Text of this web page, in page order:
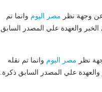
عن وجهة نظر مصر اليوم وانما تم
والعهدة علي المصدر السابق
نظر مصر اليوم وانما تم نقله
علي المصدر السابق ذكرة.